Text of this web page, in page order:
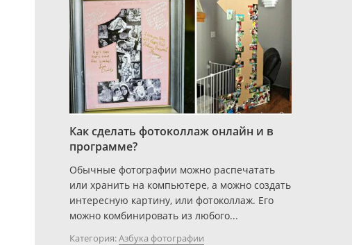
Как сделать фотоколлаж онлайн и в
программе?
Обычные фотографии можно распечатать
или хранить на компьютере, а можно создать
интересную картину, или фотоколлаж. Его
можно комбинировать из любого...
Категория:Азбука фотографии